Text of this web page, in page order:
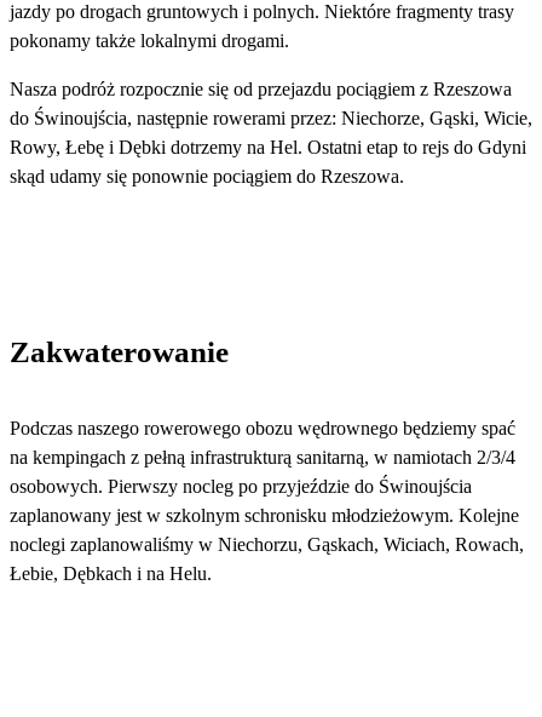
jazdy po drogach gruntowych i polnych. Niektóre fragmenty trasy
pokonamy także lokalnymi drogami.
Nasza podróż rozpocznie się od przejazdu pociągiem z Rzeszowa
do Świnoujścia, następnie rowerami przez: Niechorze, Gąski, Wicie,
Rowy, Łebę i Dębki dotrzemy na Hel. Ostatni etap to rejs do Gdyni
skąd udamy się ponownie pociągiem do Rzeszowa.
Zakwaterowanie
Podczas naszego rowerowego obozu wędrownego będziemy spać
na kempingach z pełną infrastrukturą sanitarną, w namiotach 2/3/4
osobowych. Pierwszy nocleg po przyjeździe do Świnoujścia
zaplanowany jest w szkolnym schronisku młodzieżowym. Kolejne
noclegi zaplanowaliśmy w Niechorzu, Gąskach, Wiciach, Rowach,
Łebie, Dębkach i na Helu.